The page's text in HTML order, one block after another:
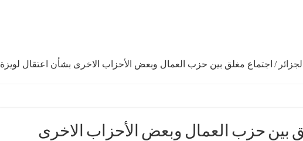
الجزائر / اجتماع مغلق بين حزب العمال وبعض الأحزاب الاخرى بشأن اعتقال لويزة
بين حزب العمال وبعض الأحزاب الاخرى